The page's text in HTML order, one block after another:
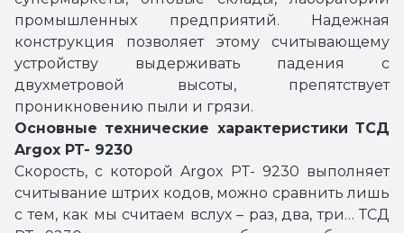
промышленных предприятий. Надежная
конструкция позволяет этому считывающему
устройству выдерживать падения с
двухметровой высоты, препятствует
проникновению пыли и грязи.
Основные технические характеристики ТСД
Argox PT- 9230
Скорость, с которой Argox PT- 9230 выполняет
считывание штрих кодов, можно сравнить лишь
с тем, как мы считаем вслух – раз, два, три… ТСД